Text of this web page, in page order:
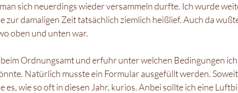
sich neuerdings wieder versammeln durfte. Ich wurde
zur damaligen Zeit tatsächlich ziemlich heißlief. Auch da
oben und unten war.
Ordnungsamt und erfuhr unter welchen Bedingungen
Natürlich musste ein Formular ausgefüllt werden.
es, wie so oft in diesen Jahr, kurios. Anbei sollte ich eine